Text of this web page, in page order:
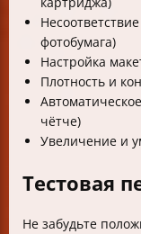
фотобумага)
Настройка
Плотность и
чётче)
Увеличение и
Тестовая
Не забудьте